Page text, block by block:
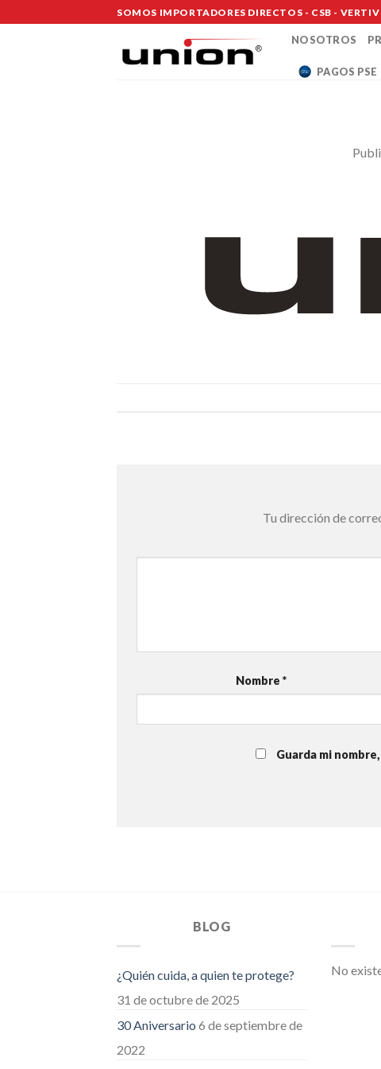
al
SOMOS IMPORTADORES DIRECTOS - CSB - VERTIV
NOSOTROS
PAGOS PSE
Tu dirección de
Nombre *
Guarda mi
BLOG
¿Quién cuida, a quien te protege?
31 de octubre de 2025
30 Aniversario 6 de septiembre de
2022
No